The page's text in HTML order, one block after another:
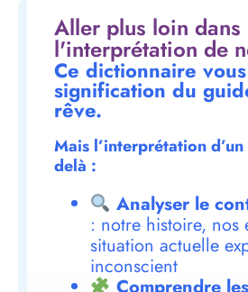
Aller plus loin dans
l'interprétation de
Ce dictionnaire
signification du
rêve.
Mais l’interprétation
delà :
Analyser le
: notre histoire, nos
situation actuelle
inconscient